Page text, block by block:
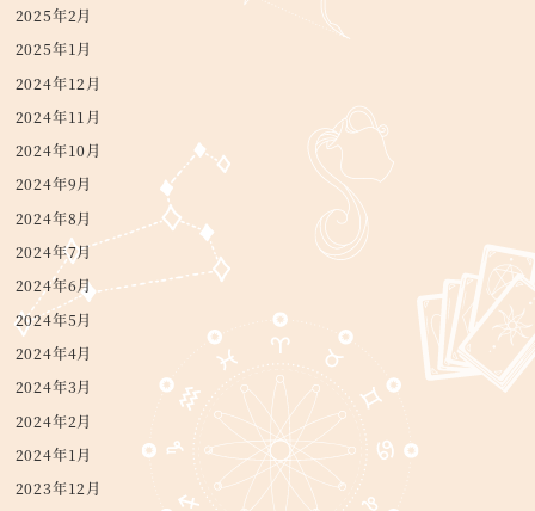
2025年2月
2025年1月
2024年12月
2024年11月
2024年10月
2024年9月
2024年8月
2024年7月
2024年6月
2024年5月
2024年4月
2024年3月
2024年2月
2024年1月
2023年12月